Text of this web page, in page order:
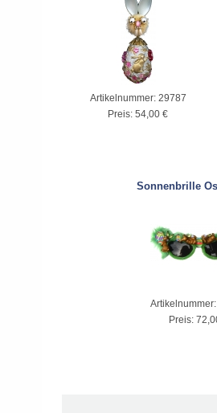
Artikelnummer: 29787
Preis: 54,00 €
Sonnenbrille
Preis: